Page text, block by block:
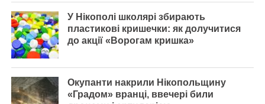
У Нікополі школярі збирають
пластикові кришечки: як долучитися
до акції «Ворогам кришка»
Окупанти накрили Нікопольщину
«Градом» вранці, ввечері били